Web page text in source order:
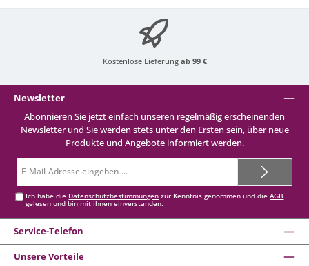
Kostenlose Lieferung ab 99 €
Newsletter
Abonnieren Sie jetzt einfach unseren regelmäßig erscheinenden
Newsletter und Sie werden stets unter den Ersten sein, über neue
Produkte und Angebote informiert werden.
Mail-
Ich habe die Datenschutzbestimmungen zur Kenntnis genommen und dieAGB
gelesen und bin mit ihnen einverstanden.
Service-Telefon
Unsere Vorteile